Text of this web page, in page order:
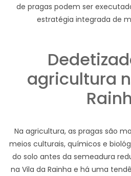
de pragas podem ser
estratégia integrada de
agricultura
Na agricultura, as pragas são
meios culturais, químicos e
do solo antes da semeadura
na Vila da Rainha e há uma